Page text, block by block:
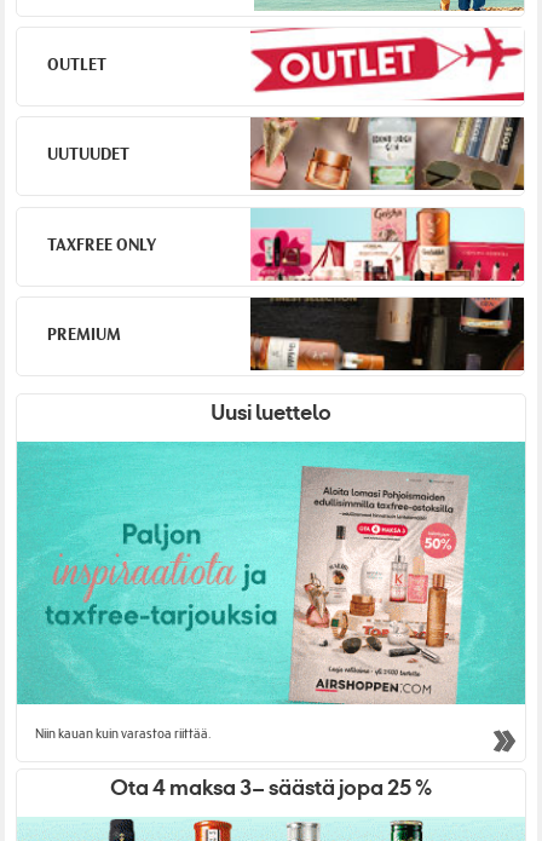
OUTLET
UUTUUDET
TAXFREE ONLY
PREMIUM
Uusi luettelo
Niin kauan kuin varastoa riittää.
Ota 4 maksa 3– säästä jopa 25 %